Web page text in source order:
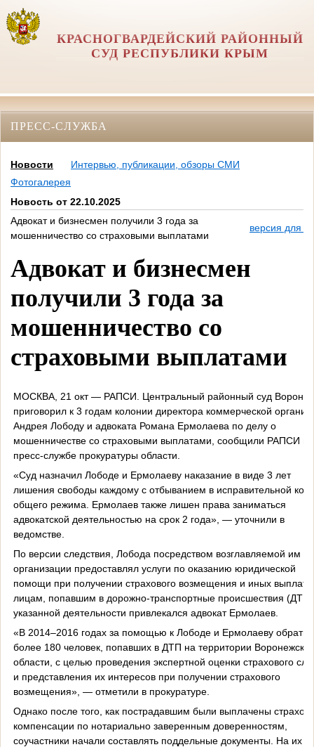
КРАСНОГВАРДЕЙСКИЙ РАЙОННЫЙ
СУД РЕСПУБЛИКИ КРЫМ
ПРЕСС-СЛУЖБА
Новости
Интервью, публикации, обзоры СМИ
Фотогалерея
Новость от 22.10.2025
Адвокат и бизнесмен получили 3 года за
мошенничество со страховыми выплатами
версия для
Адвокат и бизнесмен
получили 3 года за
мошенничество со
страховыми выплатами
МОСКВА, 21 окт — РАПСИ. Центральный районный суд
приговорил к 3 годам колонии директора коммерческой
Андрея Лободу и адвоката Романа Ермолаева по делу о
мошенничестве со страховыми выплатами, сообщили РАПСИ в
пресс-службе прокуратуры области.
«Суд назначил Лободе и Ермолаеву наказание в виде 3 лет
лишения свободы каждому с отбыванием в исправительной
общего режима. Ермолаев также лишен права заниматься
адвокатской деятельностью на срок 2 года», — уточнили в
ведомстве.
По версии следствия, Лобода посредством возглавляемой им
организации предоставлял услуги по оказанию юридической
помощи при получении страхового возмещения и иных выплат
лицам, попавшим в дорожно-транспортные происшествия
указанной деятельности привлекался адвокат Ермолаев.
«В 2014–2016 годах за помощью к Лободе и Ермолаеву
более 180 человек, попавших в ДТП на территории
области, с целью проведения экспертной оценки страхового
и представления их интересов при получении страхового
возмещения», — отметили в прокуратуре.
Однако после того, как пострадавшим были выплачены
компенсации по нотариально заверенным доверенностям,
соучастники начали составлять поддельные документы. На их